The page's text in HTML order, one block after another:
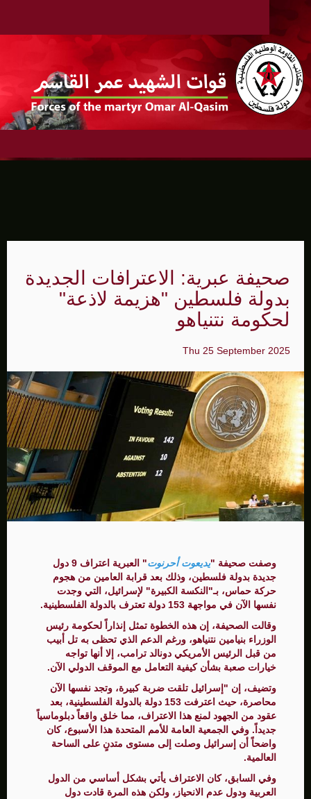
صحيفة عبرية: الاعترافات الجديدة
بدولة فلسطين "هزيمة لاذعة"
لحكومة نتنياهو
Thu 25 September 2025
وصفت صحيفة "يديعوت أحرنوت
" العبرية اعتراف 9 دول
جديدة بدولة فلسطين، وذلك بعد قرابة العامين من هجوم
حركة حماس، بـ"النكسة الكبيرة" لإسرائيل، التي وجدت
نفسها الآن في مواجهة 153 دولة تعترف بالدولة الفلسطينية.
وقالت الصحيفة، إن هذه الخطوة تمثل إنذاراً لحكومة رئيس
الوزراء بنيامين نتنياهو، ورغم الدعم الذي تحظى به تل أبيب
من قبل الرئيس الأمريكي دونالد ترامب، إلا أنها تواجه
خيارات صعبة بشأن كيفية التعامل مع الموقف الدولي الآن.
وتضيف، إن "إسرائيل تلقت ضربة كبيرة، وتجد نفسها الآن
محاصرة، حيث اعترفت 153 دولة بالدولة الفلسطينية، بعد
عقود من الجهود لمنع هذا الاعتراف، مما خلق واقعاً دبلوماسياً
جديداً. وفي الجمعية العامة للأمم المتحدة هذا الأسبوع، كان
واضحاً أن إسرائيل وصلت إلى مستوى متدنٍ على الساحة
العالمية.
وفي السابق، كان الاعتراف يأتي بشكل أساسي من الدول
العربية ودول عدم الانحياز، ولكن هذه المرة قادت دول